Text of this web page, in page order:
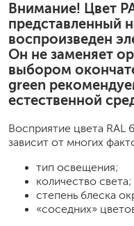
Внимание! Цвет
представленный
воспроизведен
Он не заменяет
выбором
green
естественной
Восприятие цвета RAL
зависит от многих
тип освещения;
количество света;
степень блеска
«соседних»